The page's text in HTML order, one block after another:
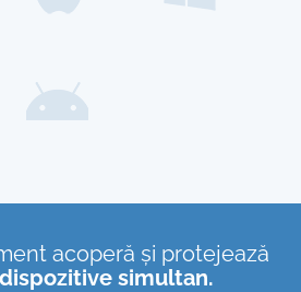
acoperă și protejează
simultan.